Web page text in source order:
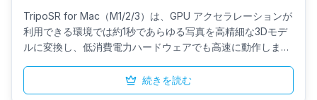
TripoSR for Mac（M1/2/3）は、GPU アクセラレーションが
利用できる環境では約1秒であらゆる写真を高精細な3Dモデ
ルに変換し、低消費電力ハードウェアでも高速に動作しま
ージにより、クラウドサービスを経由せず、プライバシーリ
スクやセットアップの手間を排除します。
続きを読む